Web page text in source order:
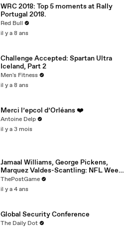
WRC 2018: Top 5 moments at Rally
Portugal 2018.
Red Bull
il y a 8 ans
Challenge Accepted: Spartan Ultra
Iceland, Part 2
Men's Fitness
il y a 8 ans
Merci l’epcol d’Orléans ❤️
Antoine Delp
il y a 3 mois
Jamaal Williams, George Pickens,
Marquez Valdes-Scantling: NFL Week
17 Game Day Fashion Winners
ThePostGame
il y a 4 ans
Global Security Conference
The Daily Dot